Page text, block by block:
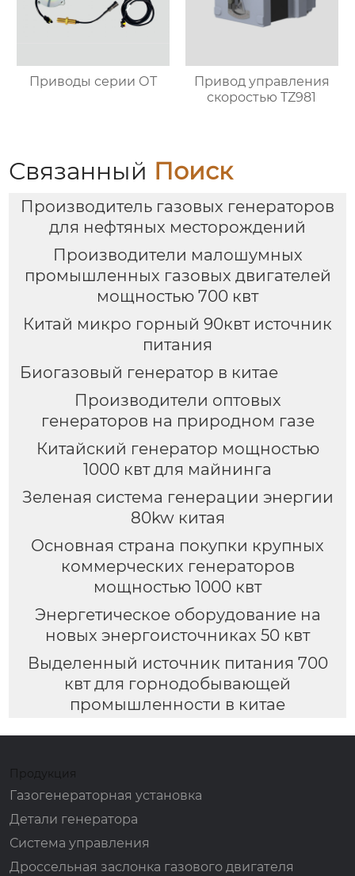
Приводы серии ОТ
Привод управления
скоростью TZ981
Связанный Поиск
Производитель газовых генераторов
для нефтяных месторождений
Производители малошумных
промышленных газовых двигателей
мощностью 700 квт
Китай микро горный 90квт источник
питания
Биогазовый генератор в китае
Производители оптовых
генераторов на природном газе
Китайский генератор мощностью
1000 квт для майнинга
Зеленая система генерации энергии
80kw китая
Основная страна покупки крупных
коммерческих генераторов
мощностью 1000 квт
Энергетическое оборудование на
новых энергоисточниках 50 квт
Выделенный источник питания 700
квт для горнодобывающей
промышленности в китае
Продукция
Газогенераторная установка
Детали генератора
Система управления
Дроссельная заслонка газового двигателя